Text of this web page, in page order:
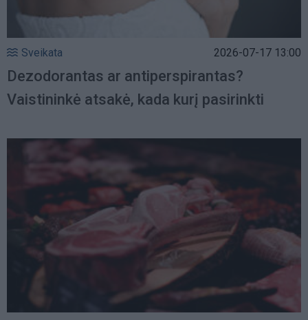
Sveikata 2026-07-17 13:00
Dezodorantas ar antiperspirantas?
Vaistininkė atsakė, kada kurį pasirinkti